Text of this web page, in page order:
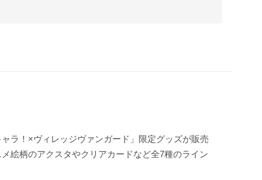
ラ！×ヴィレッジヴァンガード」限定グッズが販売
絵柄のアクスタやクリアカードなど全7種のライン